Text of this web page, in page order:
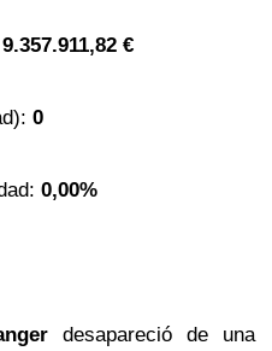
9.357.911,82 €
0
0,00%
desapareció de una